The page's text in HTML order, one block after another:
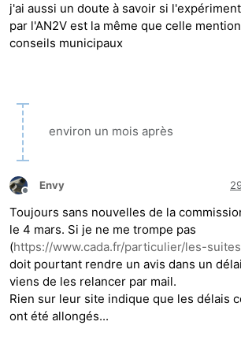
j'ai aussi un doute à savoir si
par l'AN2V est la même que celle
conseils municipaux
environ un mois après
Hors-ligne
Envy
Toujours sans nouvelles de la
le 4 mars. Si je ne me trompe pas
(https://www.cada.fr/particulier/les-
doit pourtant rendre un avis dans un
viens de les relancer par mail.
Rien sur leur site indique que les délais
ont été allongés...